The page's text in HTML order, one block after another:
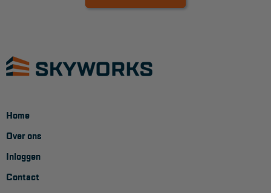
Algemene voorwaarden
Home
Over ons
Inloggen
Contact